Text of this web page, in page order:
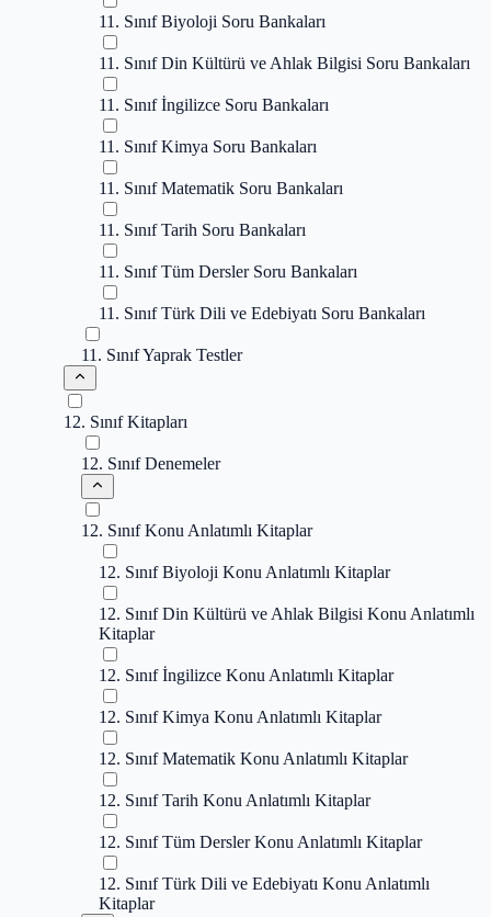
11. Sınıf Biyoloji Soru Bankaları
11. Sınıf Din Kültürü ve Ahlak Bilgisi Soru Bankaları
11. Sınıf İngilizce Soru Bankaları
11. Sınıf Kimya Soru Bankaları
11. Sınıf Matematik Soru Bankaları
11. Sınıf Tarih Soru Bankaları
11. Sınıf Tüm Dersler Soru Bankaları
11. Sınıf Türk Dili ve Edebiyatı Soru Bankaları
11. Sınıf Yaprak Testler
12. Sınıf Kitapları
12. Sınıf Denemeler
12. Sınıf Konu Anlatımlı Kitaplar
12. Sınıf Biyoloji Konu Anlatımlı Kitaplar
12. Sınıf Din Kültürü ve Ahlak Bilgisi Konu Anlatımlı
Kitaplar
12. Sınıf İngilizce Konu Anlatımlı Kitaplar
12. Sınıf Kimya Konu Anlatımlı Kitaplar
12. Sınıf Matematik Konu Anlatımlı Kitaplar
12. Sınıf Tarih Konu Anlatımlı Kitaplar
12. Sınıf Tüm Dersler Konu Anlatımlı Kitaplar
12. Sınıf Türk Dili ve Edebiyatı Konu Anlatımlı
Kitaplar